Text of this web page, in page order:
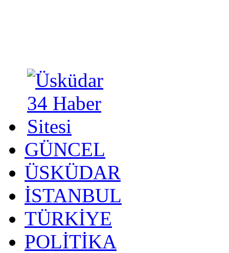
GÜNCEL
ÜSKÜDAR
İSTANBUL
TÜRKİYE
POLİTİKA